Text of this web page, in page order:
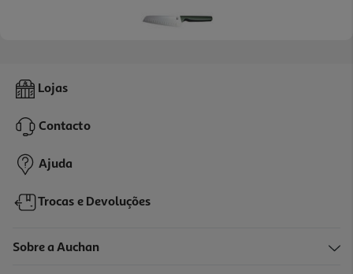
Faca Santoku Actuel Em Inox 17cm
3,99 €
Lojas
Contacto
Ajuda
Trocas e Devoluções
Sobre a Auchan